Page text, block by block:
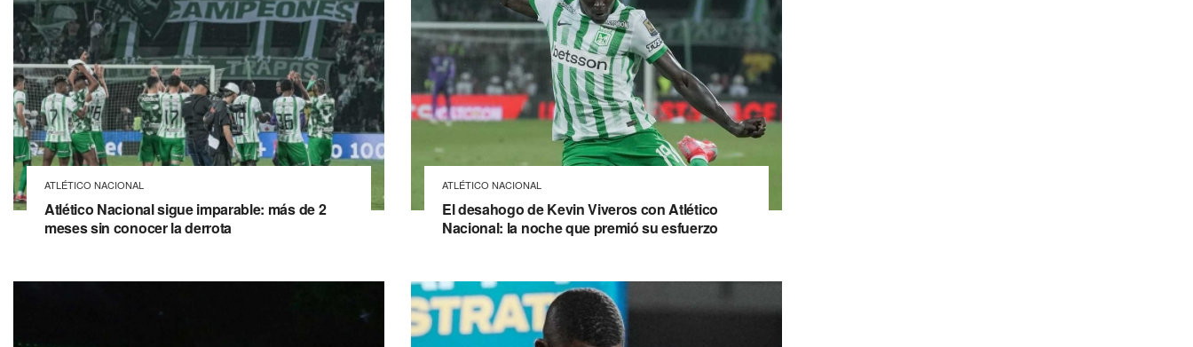
ATLÉTICO NACIONAL
Atlético Nacional sigue imparable: más de 2
meses sin conocer la derrota
ATLÉTICO NACIONAL
El desahogo de Kevin Viveros con Atlético
Nacional: la noche que premió su esfuerzo